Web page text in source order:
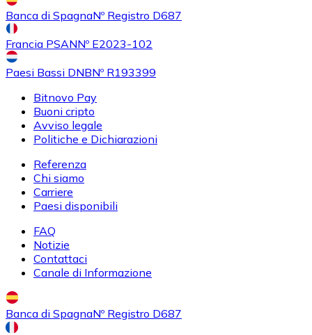
AcquistareEthereum Classic
ETC
AcquistareAlgorandcon bonifico bancario
ALGO
Banca di SpagnaNº Registro D687
Francia PSANNº E2023-102
Paesi Bassi DNBNº R193399
Bitnovo Pay
Buoni cripto
Avviso legale
Politiche e Dichiarazioni
Referenza
Chi siamo
Carriere
Paesi disponibili
FAQ
Notizie
Contattaci
Canale di Informazione
Banca di SpagnaNº Registro D687